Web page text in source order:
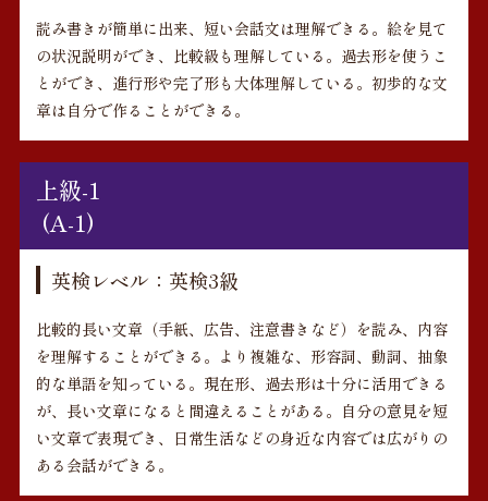
読み書きが簡単に出来、短い会話文は理解できる。絵を見て
の状況説明ができ、比較級も理解している。過去形を使うこ
とができ、進行形や完了形も大体理解している。初歩的な文
章は自分で作ることができる。
上級-1
(A-1)
英検レベル：英検3級
比較的長い文章（手紙、広告、注意書きなど）を読み、内容
を理解することができる。より複雑な、形容詞、動詞、抽象
的な単語を知っている。現在形、過去形は十分に活用できる
が、長い文章になると間違えることがある。自分の意見を短
い文章で表現でき、日常生活などの身近な内容では広がりの
ある会話ができる。